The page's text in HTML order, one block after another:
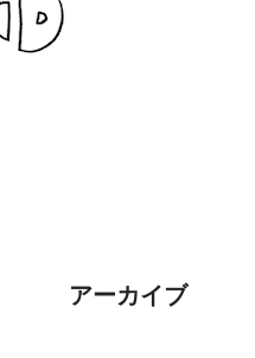
アーカイブ